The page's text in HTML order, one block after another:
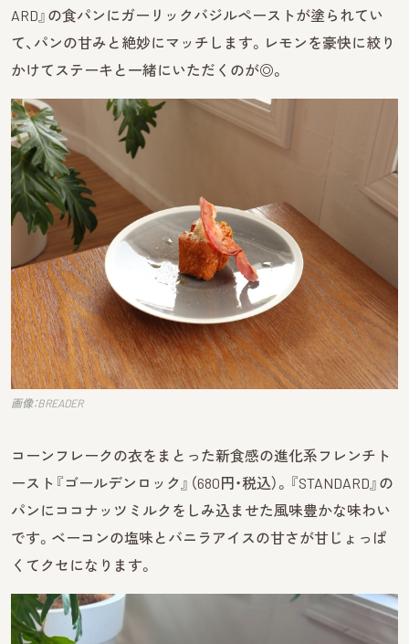
ARD』の食パンにガーリックバジルペーストが塗られてい
て、パンの甘みと絶妙にマッチします。レモンを豪快に絞り
かけてステーキと一緒にいただくのが◎。
画像：BREADER
コーンフレークの衣をまとった新食感の進化系フレンチト
ースト『ゴールデンロック』（680円・税込）。『STANDARD』の
パンにココナッツミルクをしみ込ませた風味豊かな味わい
です。ベーコンの塩味とバニラアイスの甘さが甘じょっぱ
くてクセになります。